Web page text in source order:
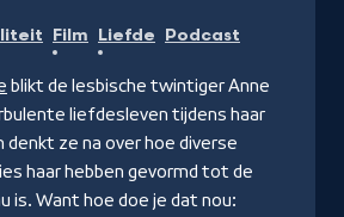
op
NPO
Start
Film Liefde Podcast
blikt de lesbische twintiger Anne
liefdesleven tijdens haar
ze na over hoe diverse
haar hebben gevormd tot de
is. Want hoe doe je dat nou: